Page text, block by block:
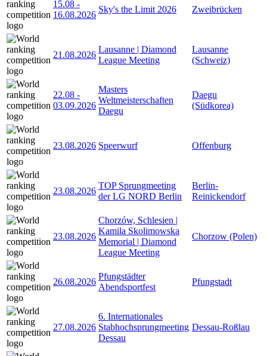
15.08 -
16.08.2026
Sky's the Limit 2026 Zweibrücken
21.08.2026
Lausanne | Diamond
League Meeting
Lausanne
(Schweiz)
22.08 -
03.09.2026
Masters
Weltmeisterschaften
Daegu
Daegu
(Südkorea)
23.08.2026 Speerwurf Offenburg
23.08.2026
TOP Sprungmeeting
der LG NORD Berlin
Berlin-
Reinickendorf
23.08.2026
Chorzów, Schlesien |
Kamila Skolimowska
Memorial | Diamond
League Meeting
Chorzow (Polen)
26.08.2026
Pfungstädter
Abendsportfest
Pfungstadt
27.08.2026
6. Internationales
Stabhochsprungmeeting
Dessau
Dessau-Roßlau